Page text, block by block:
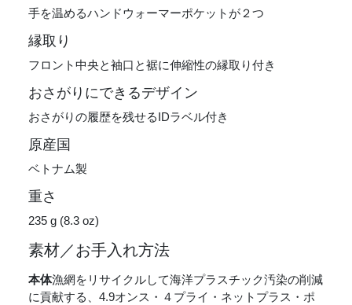
手を温めるハンドウォーマーポケットが２つ
縁取り
フロント中央と袖口と裾に伸縮性の縁取り付き
おさがりにできるデザイン
おさがりの履歴を残せるIDラベル付き
原産国
ベトナム製
重さ
235 g (8.3 oz)
素材／お手入れ方法
本体漁網をリサイクルして海洋プラスチック汚染の削減
に貢献する、4.9オンス・４プライ・ネットプラス・ポ